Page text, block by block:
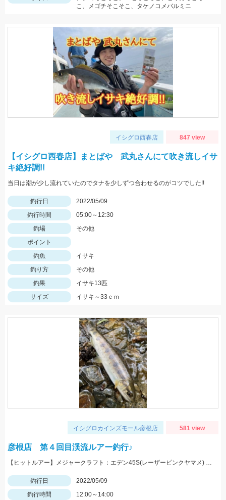
こ、メゴチそこそこ、タケノコメバルミニ
イシグロ西春店 847 view
【イシグロ西春店】まとばや 武丸さんにて吹き流しイサ
キ絶好調!!
当日は潮が少し流れていたのでタナを少しずつ合わせるのがコツでした!!
釣行日
2022/05/09
釣行時間
05:00～12:30
釣場
その他
ポイント
釣魚
イサキ
釣り方
その他
釣果
イサキ13匹
サイズ
イサキ～33ｃｍ
イシグロカインズモール彦根店 581 view
彦根店 第４回目渓流ルアー釣行♪
【ヒットルアー】メジャークラフト：エデン45S(レーザーピンクヤマメ) まだまだ楽しめそうですよ♪
釣行日
2022/05/09
釣行時間
12:00～14:00